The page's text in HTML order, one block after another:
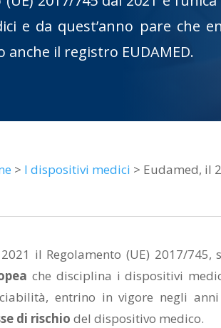
e da quest’anno pare che
anche il registro EUDAMED.
> I dispositivi medici > Eudamed, il
il Regolamento (UE) 2017/745,
che disciplina i dispositivi
entrino in vigore negli
di rischio del dispositivo medico.